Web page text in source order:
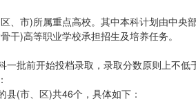
、市)所属重点高校。其中本科计划由中
干)高等职业学校承担招生及培养任务。
一批前开始投档录取，录取分数原则上不
县(市、区)共46个，具体如下：